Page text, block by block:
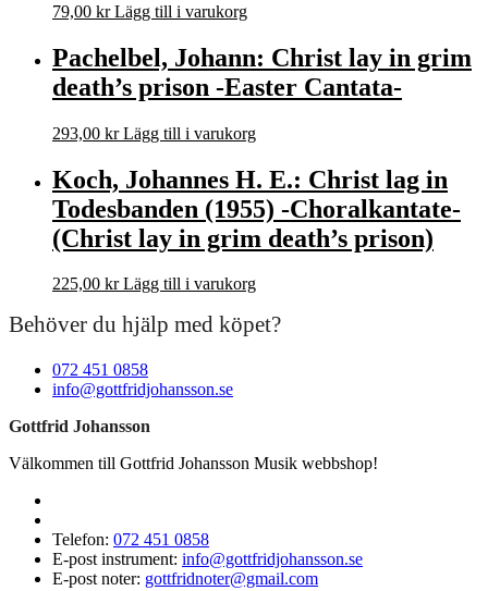
79,00 kr Lägg till i varukorg
Pachelbel, Johann: Christ lay in grim
death’s prison -Easter Cantata-
293,00 kr Lägg till i varukorg
Koch, Johannes H. E.: Christ lag in
Todesbanden (1955) -Choralkantate-
(Christ lay in grim death’s prison)
225,00 kr Lägg till i varukorg
Behöver du hjälp med köpet?
072 451 0858
info@gottfridjohansson.se
Gottfrid Johansson
Välkommen till Gottfrid Johansson Musik webbshop!
Telefon: 072 451 0858
E-post instrument: info@gottfridjohansson.se
E-post noter: gottfridnoter@gmail.com